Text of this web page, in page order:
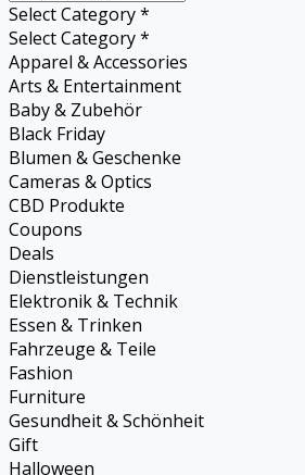
Select Category *
Select Category *
Apparel & Accessories
Arts & Entertainment
Baby & Zubehör
Black Friday
Blumen & Geschenke
Cameras & Optics
CBD Produkte
Coupons
Deals
Dienstleistungen
Elektronik & Technik
Essen & Trinken
Fahrzeuge & Teile
Fashion
Furniture
Gesundheit & Schönheit
Gift
Halloween